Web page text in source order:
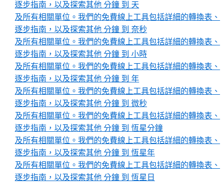
逐步指南，以及探索其他 分鐘 到 天
及所有相關單位。我們的免費線上工具包括詳細的轉換表、
逐步指南，以及探索其他 分鐘 到 奈秒
及所有相關單位。我們的免費線上工具包括詳細的轉換表、
逐步指南，以及探索其他 分鐘 到 小時
及所有相關單位。我們的免費線上工具包括詳細的轉換表、
逐步指南，以及探索其他 分鐘 到 年
及所有相關單位。我們的免費線上工具包括詳細的轉換表、
逐步指南，以及探索其他 分鐘 到 微秒
及所有相關單位。我們的免費線上工具包括詳細的轉換表、
逐步指南，以及探索其他 分鐘 到 恆星分鐘
及所有相關單位。我們的免費線上工具包括詳細的轉換表、
逐步指南，以及探索其他 分鐘 到 恆星年
及所有相關單位。我們的免費線上工具包括詳細的轉換表、
逐步指南，以及探索其他 分鐘 到 恆星日